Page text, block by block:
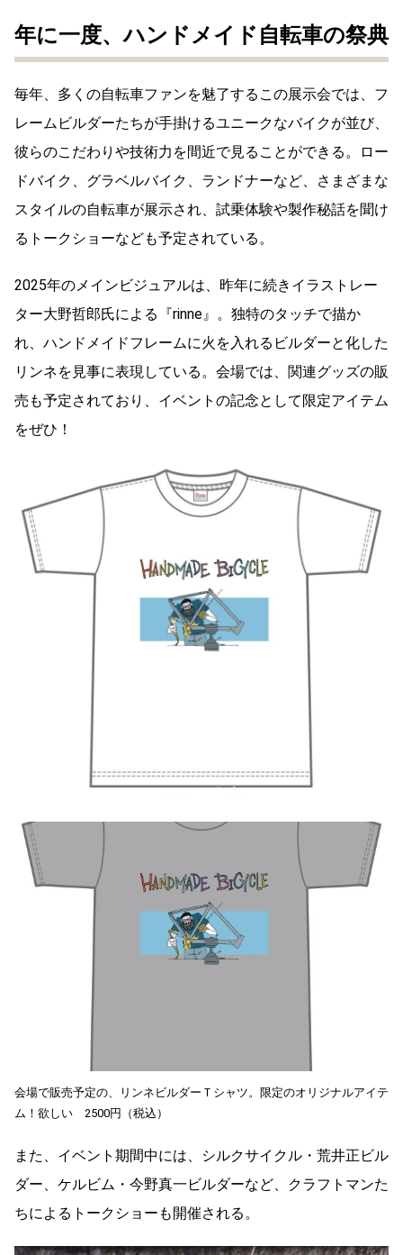
年に一度、ハンドメイド自転車の祭典
毎年、多くの自転車ファンを魅了するこの展示会では、フ
レームビルダーたちが手掛けるユニークなバイクが並び、
彼らのこだわりや技術力を間近で見ることができる。ロー
ドバイク、グラベルバイク、ランドナーなど、さまざまな
スタイルの自転車が展示され、試乗体験や製作秘話を聞け
るトークショーなども予定されている。
2025年のメインビジュアルは、昨年に続きイラストレー
ター大野哲郎氏による『rinne』。独特のタッチで描か
れ、ハンドメイドフレームに火を入れるビルダーと化した
リンネを見事に表現している。会場では、関連グッズの販
売も予定されており、イベントの記念として限定アイテム
をぜひ！
会場で販売予定の、リンネビルダーＴシャツ。限定のオリジナルアイテ
ム！欲しい 2500円（税込）
また、イベント期間中には、シルクサイクル・荒井正ビル
ダー、ケルビム・今野真一ビルダーなど、クラフトマンた
ちによるトークショーも開催される。